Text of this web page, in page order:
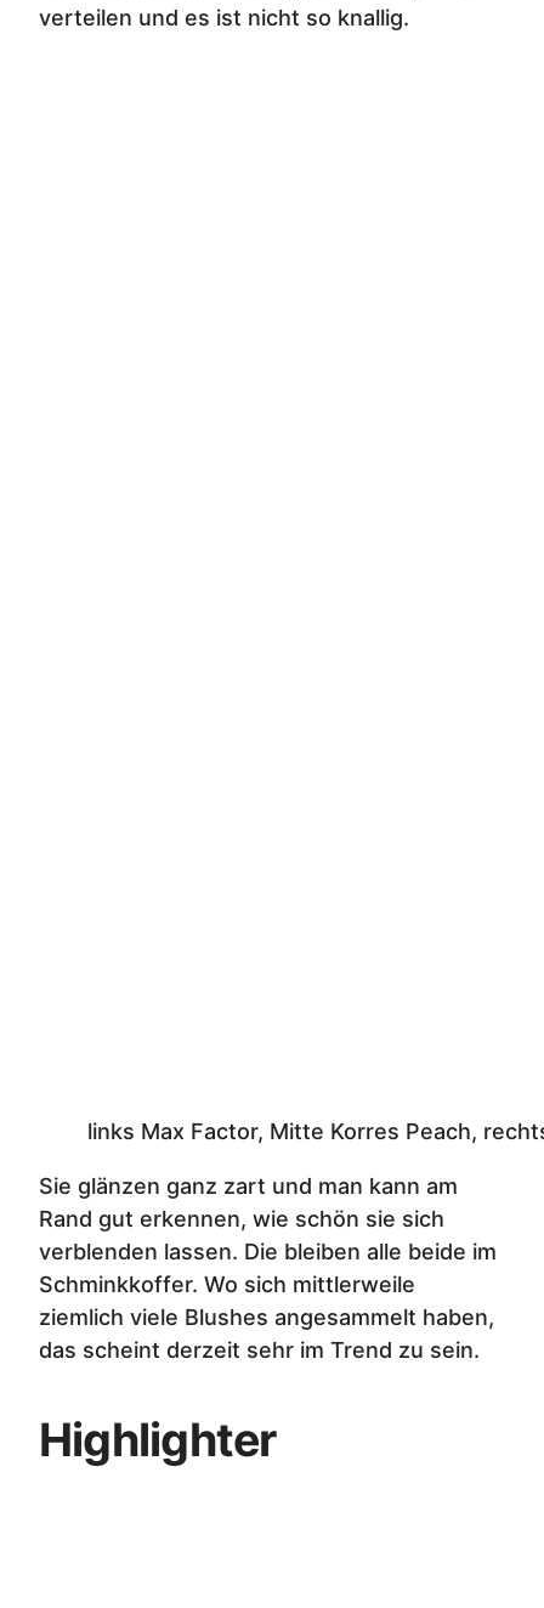
verteilen und es ist nicht so knallig.
links Max Factor, Mitte Korres Peach,
Sie glänzen ganz zart und man kann am
Rand gut erkennen, wie schön sie sich
verblenden lassen. Die bleiben alle beide im
Schminkkoffer. Wo sich mittlerweile
ziemlich viele Blushes angesammelt haben,
das scheint derzeit sehr im Trend zu sein.
Highlighter